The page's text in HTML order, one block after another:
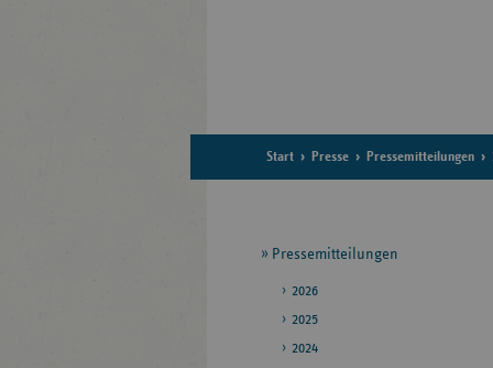
Start Presse Pressemitteilungen
Seitennavigation
Pressemitteilungen
2026
2025
2024